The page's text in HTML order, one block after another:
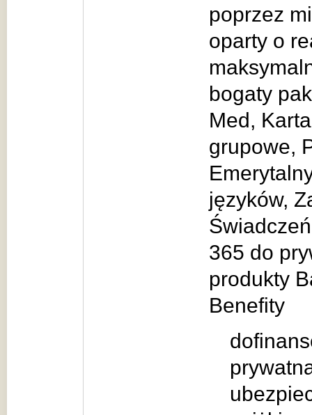
poprzez
oparty o
bogaty
Med,
grupowe,
języków,
365 do
produkty
Benefity